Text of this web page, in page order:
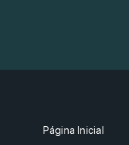
Página Inicial